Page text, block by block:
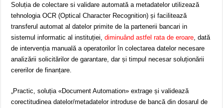
Soluția de colectare si validare automată a metadatelor utilizează
tehnologia OCR (Optical Character Recognition) și facilitează
transferul automat al datelor primite de la partenerii bancari in
sistemul informatic al instituției,diminuând astfel rata de eroare , dată
de intervenția manuală a operatorilor în colectarea datelor necesare
analizării solicitărilor de garantare, dar și timpul necesar soluționării
cererilor de finanțare.
„Practic, soluția «Document Automation» extrage și validează
corectitudinea datelor/metadatelor introduse de bancă din dosarul de